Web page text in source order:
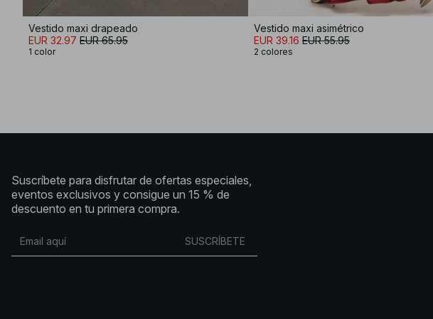
Vestido maxi drapeado
EUR 32.97 EUR 65.95
1 color
Vestido maxi asimétrico
EUR 39.16 EUR 55.95
2 colores
Suscríbete para disfrutar de ofertas especiales,
eventos exclusivos y consigue un 15 % de
descuento en tu primera compra.
SUSCRÍBETE